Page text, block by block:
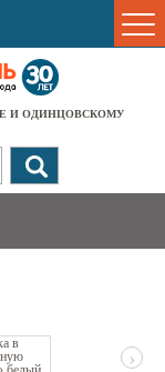
И ОДИНЦОВСКОМУ
›